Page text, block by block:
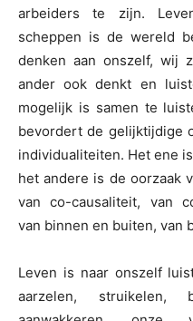
arbeiders te zijn.
scheppen is de wereld
denken aan onszelf, wij
ander ook denkt en
mogelijk is samen te
bevordert de gelijktijdige
individualiteiten. Het ene
het andere is de oorzaak
van co-causaliteit, van
van binnen en buiten, van
Leven is naar onszelf
aarzelen, struikelen,